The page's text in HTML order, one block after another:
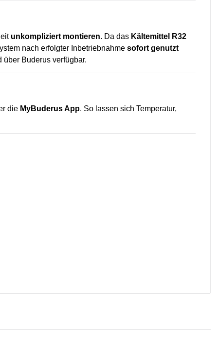
unkompliziert montieren. Da das Kältemittel R32
nach erfolgter Inbetriebnahme sofort genutzt
Buderus verfügbar.
die MyBuderus App. So lassen sich Temperatur,